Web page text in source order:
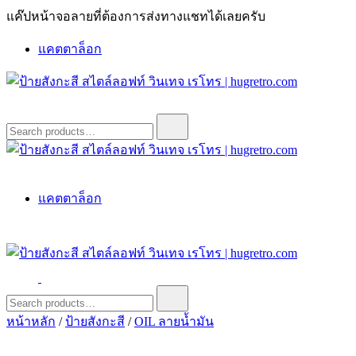
Skip
แค๊ปหน้าจอลายที่ต้องการส่งทางแชทได้เลยครับ
แคตตาล็อก
ป้ายสังกะสี สไตล์ลอฟท์ วินเทจ เรโทร | hugretro.com
ป้ายวินเทจ แต่งบ้าน ร้านกาแฟ ผับ โรงแรม ป้ายโค้ก เป็ปซี่เวสป้า
ฮาร์เล่ย์โฆษณาเก่าโบราณ มีราคาแบบสวยๆเพียบหรือสั่งทำโทร
O8664277II
for:
ฮาร์เล่ย์โฆษณาเก่าโบราณ มีราคาแบบสวยๆเพียบหรือสั่งทำโทร
แคตตาล็อก
ป้ายสังกะสี สไตล์ลอฟท์ วินเทจ เรโทร | hugretro.com
ป้ายวินเทจ แต่งบ้าน ร้านกาแฟ ผับ โรงแรม ป้ายโค้ก เป็ปซี่เวสป้า
ฮาร์เล่ย์โฆษณาเก่าโบราณ มีราคาแบบสวยๆเพียบหรือสั่งทำโทร
O8664277II
for:
หน้าหลัก /ป้ายสังกะสี /OIL ลายน้ำมัน